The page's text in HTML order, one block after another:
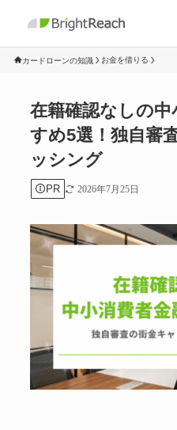
カードローンの知識 お金を借りる
在籍確認なしの
すめ5選！独自審
ッシング
PR 2026年7月25日